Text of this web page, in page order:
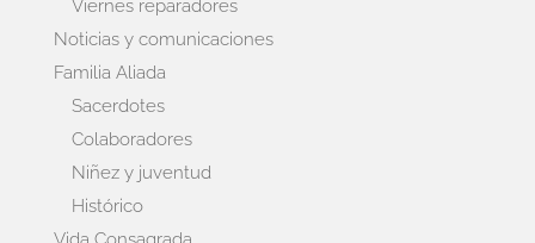
Viernes reparadores
Noticias y comunicaciones
Familia Aliada
Sacerdotes
Colaboradores
Niñez y juventud
Histórico